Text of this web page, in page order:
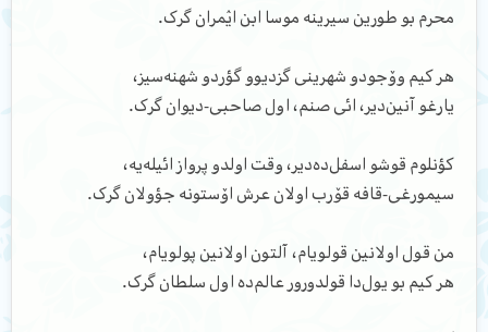
محرم بو طورین سیرینه موسا ابن اؽمران گرک.
هر کیم وۆجودو شهرینی گزدیوو گؤردو شهنه‌سیز،
یارغو آنین‌دیر، ائی صنم، اول صاحبی-دیوان گرک.
کؤنلوم قوشو اسفل‌ده‌دیر، وقت اولدو پرواز ائیله‌یه،
سیمورغی-قافه قۆرب اولان عرش اۆستونه جؤولان گرک.
من قول اولانین قولویام، آلتون اولانین پولویام،
هر کیم بو یول‌دا قولدورور عالم‌ده اول سلطان گرک.